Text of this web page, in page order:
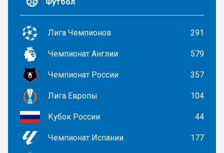
Лига Чемпионов 291
Чемпионат Англии 579
Чемпионат России 357
Лига Европы 104
Кубок России 44
Чемпионат Испании 177